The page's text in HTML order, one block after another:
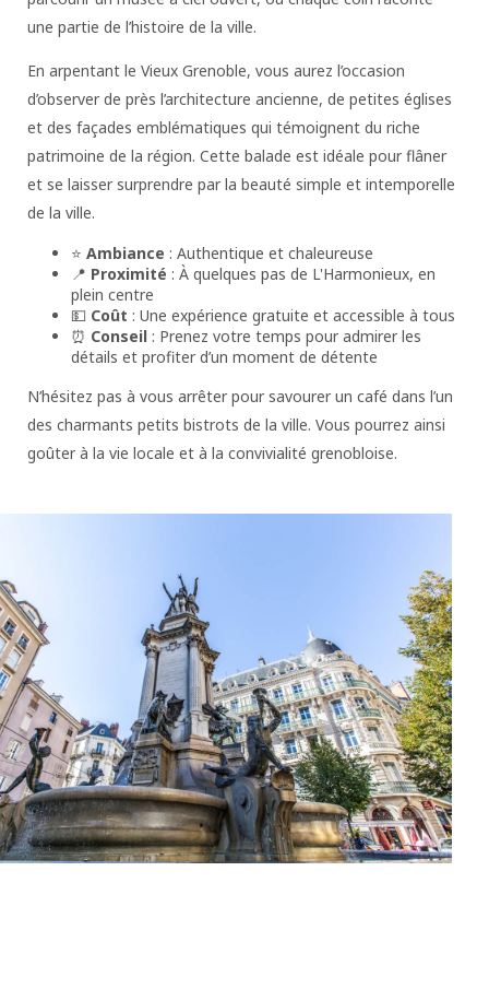
une partie de l’histoire de la ville.
En arpentant le Vieux Grenoble, vous aurez l’occasion
d’observer de près l’architecture ancienne, de petites églises
et des façades emblématiques qui témoignent du riche
patrimoine de la région. Cette balade est idéale pour flâner
et se laisser surprendre par la beauté simple et intemporelle
de la ville.
⭐ Ambiance : Authentique et chaleureuse
📍 Proximité : À quelques pas de L'Harmonieux, en
plein centre
💵 Coût : Une expérience gratuite et accessible à tous
⏰ Conseil: Prenez votre temps pour admirer les
détails et profiter d’un moment de détente
N’hésitez pas à vous arrêter pour savourer un café dans l’un
des charmants petits bistrots de la ville. Vous pourrez ainsi
goûter à la vie locale et à la convivialité grenobloise.